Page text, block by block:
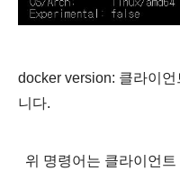
docker version: 클라이
니다.
위 명령어는 클라이언